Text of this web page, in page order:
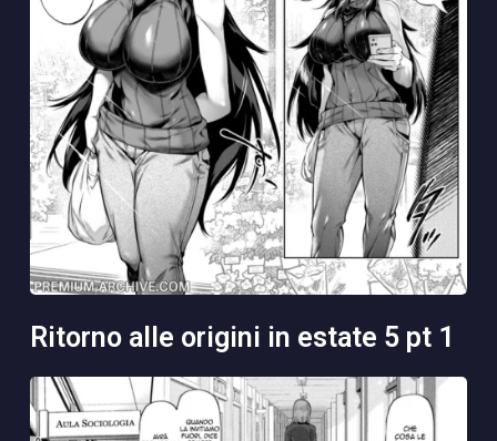
ritorno alle origini in estate 5 pt 1